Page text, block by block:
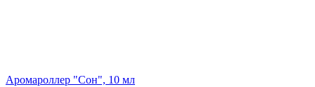
Аромароллер "Сон", 10 мл